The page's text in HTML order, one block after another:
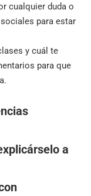
cualquier duda o
para estar
y cuál te
para que
a